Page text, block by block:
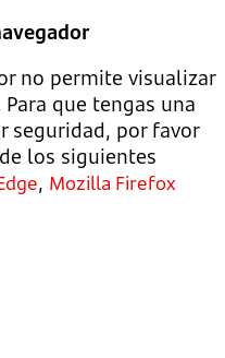
no permite visualizar
que tengas una
seguridad, por favor
los siguientes
, Mozilla Firefox